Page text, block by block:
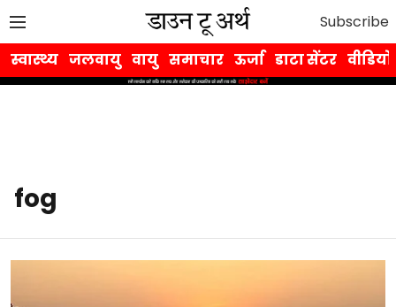
Subscribe
स्वास्थ्य जलवायु वायु समाचार ऊर्जा डाटा सेंटर वीडियो
fog